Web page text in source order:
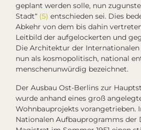
geplant werden solle, nun
Stadt“ (5) entschieden sei. Dies
Abkehr von dem bis dahin
Leitbild der aufgelockerten und
DieArchitektur der Internationalen
nun als kosmopolitisch, national
menschenunwürdig bezeichnet.
Der Ausbau Ost-Berlins zur
wurde anhand eines groß
Wohnbauprojekts vorangetrieben.
Nationalen Aufbauprogramms der